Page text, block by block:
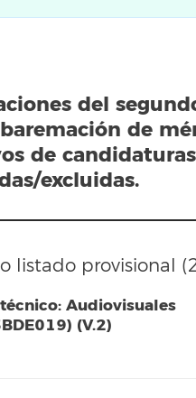
del
de
de candidaturas
excluidas.
listado provisional
Audiovisuales
(V.2)